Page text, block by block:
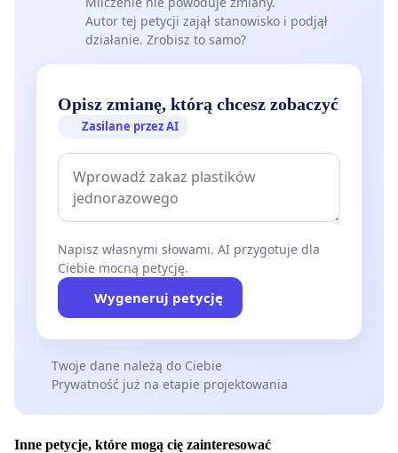
Autor tej petycji zajął stanowisko i podjął
działanie. Zrobisz to samo?
Opisz zmianę, którą chcesz zobaczyć
Zasilane przez AI
Napisz własnymi słowami. AI przygotuje dla
Ciebie mocną petycję.
Wygeneruj petycję
Twoje dane należą do Ciebie
Prywatność już na etapie projektowania
Inne petycje, które mogą cię zainteresować